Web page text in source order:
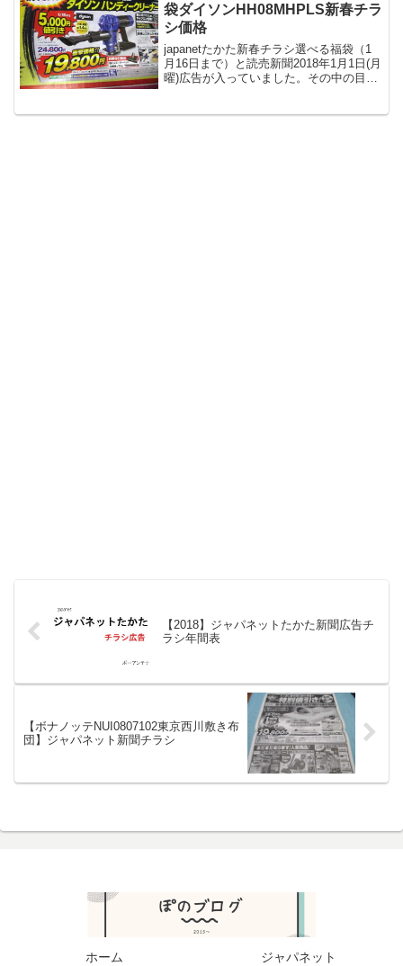
袋ダイソンHH08MHPLS新春チラ
シ価格
japanetたかた新春チラシ選べる福袋（1
月16日まで）と読売新聞2018年1月1日(月
曜)広告が入っていました。その中の目玉
【2018】ジャパネットたかた新聞広告チ
ラシ年間表
【ボナノッテNUI0807102東京西川敷き布
団】ジャパネット新聞チラシ
ホーム ジャパネット